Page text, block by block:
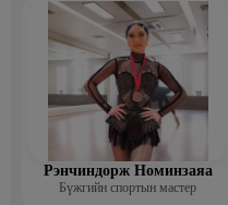
Рэнчиндорж Номинзаяа
Бүжгийн спортын мастер